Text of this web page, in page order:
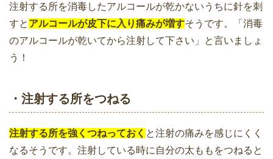
注射する所を消毒したアルコールが乾かないうちに針を刺
すと アルコールが皮下に入り痛みが増すそうです。「消毒
のアルコールが乾いてから注射して下さい」と言いましょ
う！
・注射する所をつねる
注射する所を強くつねっておく と注射の痛みを感じにくく
なるそうです。注射している時に自分の太ももをつねると